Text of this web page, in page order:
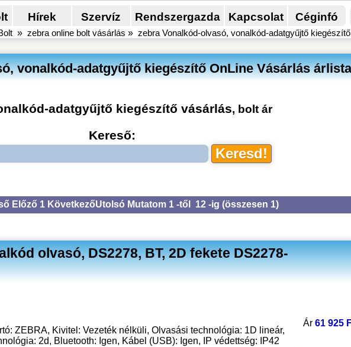
Hírek Szervíz Rendszergazda Kapcsolat Céginfó
» zebra online bolt vásárlás » zebra Vonalkód-olvasó, vonalkód-adatgyűjtő
vonalkód-adatgyűjtő kiegészítő OnLine Vásárlás
adatgyűjtő kiegészítő vásárlás, bolt ár
Kereső:
Előző 1 KövetkezőUtolsó Mutatom 1 -től 12 -ig (összesen 1)
olvasó, DS2278, BT, 2D fekete DS2278-
ZEBRA, Kivitel: Vezeték nélküli, Olvasási technológia: 1D lineár,
2d, Bluetooth: Igen, Kábel (USB): Igen, IP védettség: IP42
Ár 61 925